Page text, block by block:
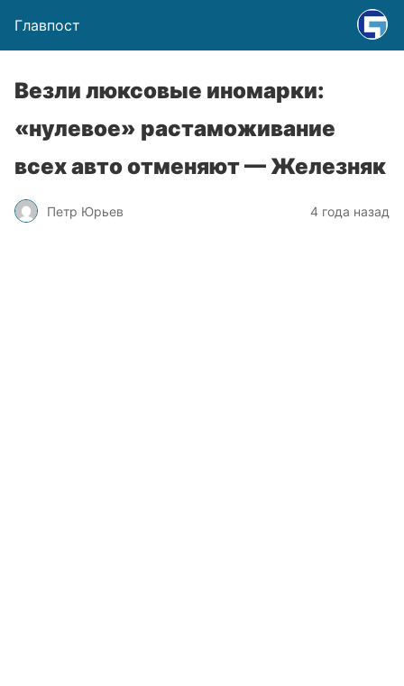
Главпост
Везли люксовые иномарки:
«нулевое» растаможивание
всех авто отменяют — Железняк
Петр Юрьев 4 года назад